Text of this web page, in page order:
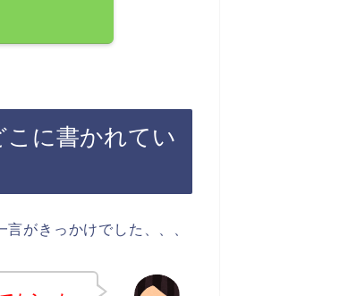
こに書かれてい
がきっかけでした、、、